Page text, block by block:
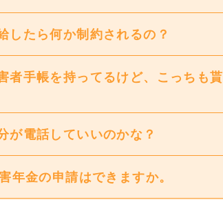
たら何か制約されるの？
手帳を持ってるけど、こっちも貰
電話していいのかな？
年金の申請はできますか。